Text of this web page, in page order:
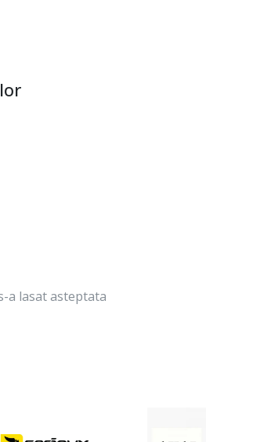
a lasat asteptata